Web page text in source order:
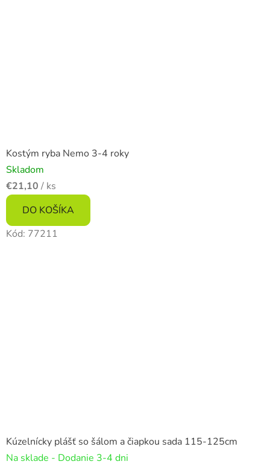
Kostým ryba Nemo 3-4 roky
Skladom
€21,10 / ks
DO KOŠÍKA
Kód: 77211
Kúzelnícky plášť so šálom a čiapkou sada 115-125cm
Na sklade - Dodanie 3-4 dni